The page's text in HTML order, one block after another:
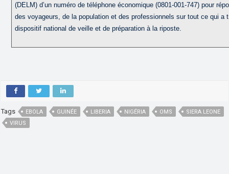
(DELM) d’un numéro de téléphone économique (0801-001-747) pour
des voyageurs, de la population et des professionnels sur tout ce qui a
dispositif national de veille et de préparation à la riposte.
Tags EBOLA GUINÉE LIBERIA NIGÉRIA OMS
SIERA LEONE
VIRUS